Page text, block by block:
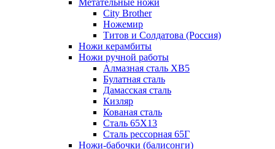
City Brother
Ножемир
Титов и Солдатова (Россия)
Ножи керамбиты
Ножи ручной работы
Алмазная сталь ХВ5
Булатная сталь
Дамасская сталь
Кизляр
Кованая сталь
Сталь 65Х13
Сталь рессорная 65Г
Ножи-бабочки (балисонги)